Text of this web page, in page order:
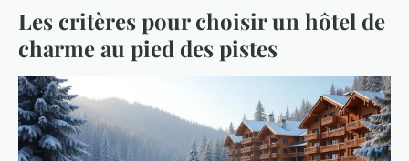
Les critères pour choisir un hôtel de
charme au pied des pistes